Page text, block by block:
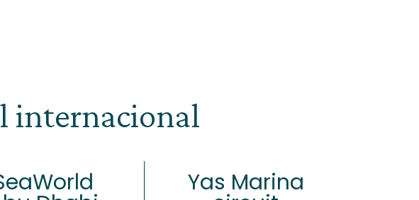
internacional
Yas Marina